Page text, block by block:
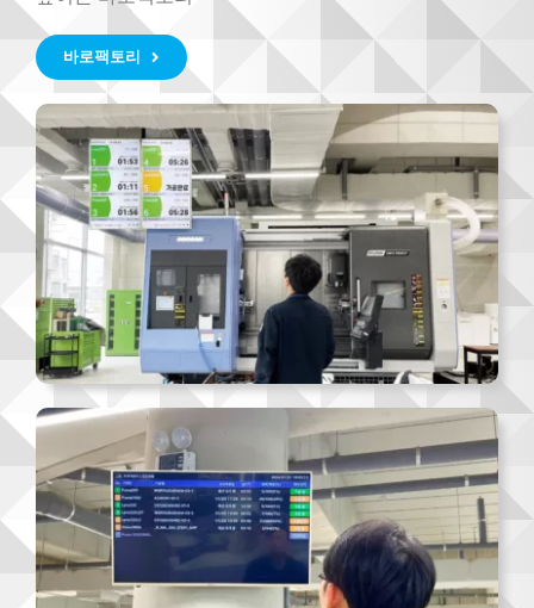
바로팩토리